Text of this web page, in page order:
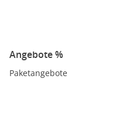
Angebote %
Paketangebote